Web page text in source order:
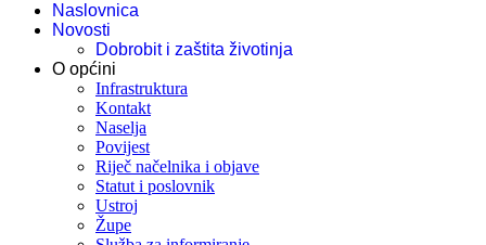
Naslovnica
Novosti
Dobrobit i zaštita životinja
O općini
Infrastruktura
Kontakt
Naselja
Povijest
Riječ načelnika i objave
Statut i poslovnik
Ustroj
Župe